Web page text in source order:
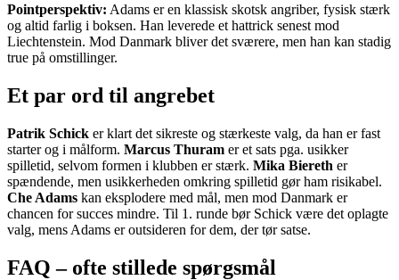
Pointperspektiv: Adams er en klassisk skotsk angriber, fysisk stærk
og altid farlig i boksen. Han leverede et hattrick senest mod
Liechtenstein. Mod Danmark bliver det sværere, men han kan stadig
true på omstillinger.
Et par ord til angrebet
Patrik Schick er klart det sikreste og stærkeste valg, da han er fast
starter og i målform. Marcus Thuram er et sats pga. usikker
spilletid, selvom formen i klubben er stærk. Mika Biereth er
spændende, men usikkerheden omkring spilletid gør ham risikabel.
Che Adams kan eksplodere med mål, men mod Danmark er
chancen for succes mindre. Til 1. runde bør Schick være det oplagte
valg, mens Adams er outsideren for dem, der tør satse.
FAQ – ofte stillede spørgsmål